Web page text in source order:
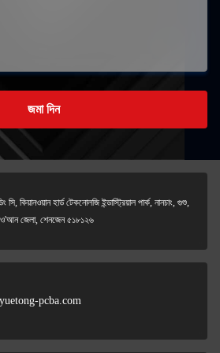
জমা দিন
সি, কিয়ানওয়ান হার্ড টেকনোলজি ইন্ডাস্ট্রিয়াল পার্ক, নানচাং, গুশু,
জেলা, শেনজেন ৫১৮১২৬
pcba.com